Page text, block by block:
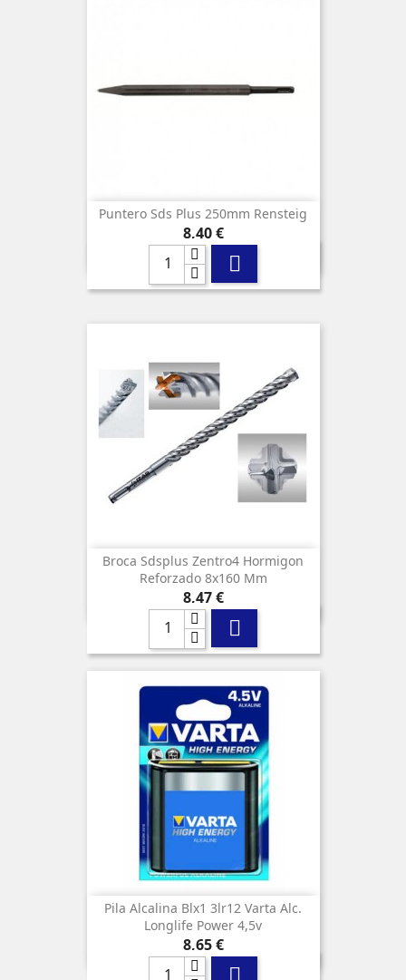
Puntero Sds Plus 250mm Rensteig
Precio
8,40 €

Broca Sdsplus Zentro4 Hormigon
Reforzado 8x160 Mm
Precio
8,47 €

Pila Alcalina Blx1 3lr12 Varta Alc.
Longlife Power 4,5v
Precio
8,65 €